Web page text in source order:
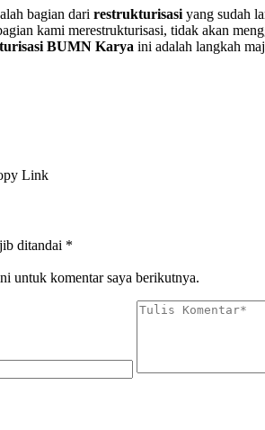
bagian dari restrukturisasi yang sudah
kami merestrukturisasi, tidak akan
BUMN Karya ini adalah langkah
ditandai *
untuk komentar saya berikutnya.